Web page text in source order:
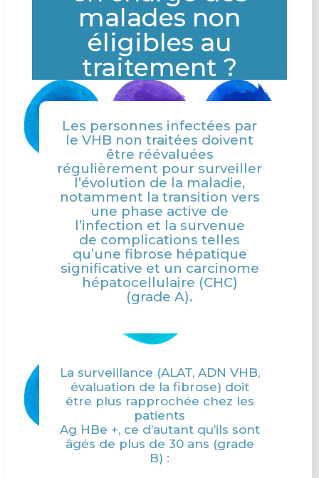
malades non
éligibles au
traitement ?
Les personnes infectées par
le VHB non traitées doivent
être réévaluées
régulièrement pour surveiller
l’évolution de la maladie,
notamment la transition vers
une phase active de
l’infection et la survenue
de complications telles
qu’une fibrose hépatique
significative et un carcinome
hépatocellulaire (CHC)
(grade A).
La surveillance (ALAT, ADN VHB,
évaluation de la fibrose) doit
être plus rapprochée chez les
patients
Ag HBe +, ce d’autant qu’ils sont
âgés de plus de 30 ans (grade
B) :